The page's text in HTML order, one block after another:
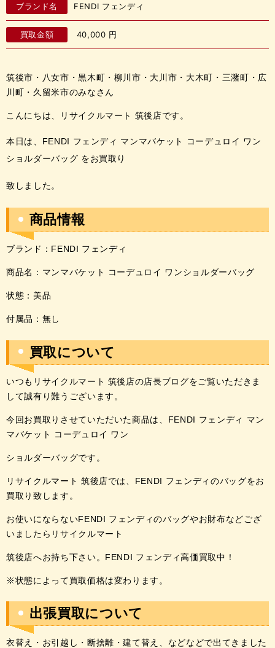
ブランド名 FENDI フェンディ
買取金額 40,000 円
筑後市・八女市・黒木町・柳川市・大川市・大木町・三潴町・広
川町・久留米市のみなさん
こんにちは、リサイクルマート 筑後店です。
本日は、FENDI フェンディ マンマバケット コーデュロイ ワン
ショルダーバッグ をお買取 り
致しました。
商品情報
ブランド： FENDI フェンディ
商品名： マンマバケット コーデュロイ ワンショルダーバッグ
状態：美品
付属品：無し
買取について
いつもリサイクルマート 筑後店の店長ブログをご覧いただきま
して誠有り難うございます。
今回お買取りさせていただいた商品は、 FENDI フェンディ マン
マバケット コーデュロイ ワン
ショルダーバッグです。
リサイクルマート 筑後店では、 FENDI フェンディ のバッグをお
買取り致します。
お使いにならないFENDI フェンディのバッグやお財布などござ
いましたらリサイクルマート
筑後店へお持ち下さい。 FENDI フェンディ高価買取中 ！
※状態によって買取価格は変わります。
出張買取について
衣替え・お引越し・断捨離・建て替え、などなどで出てきました